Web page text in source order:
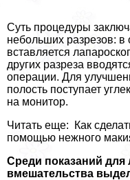
Суть процедуры
небольших разрезов: в
вставляется
других разреза
операции. Для
полость поступает
на монитор.
Читать еще: Как
помощью нежного
Среди показаний для
вмешательства